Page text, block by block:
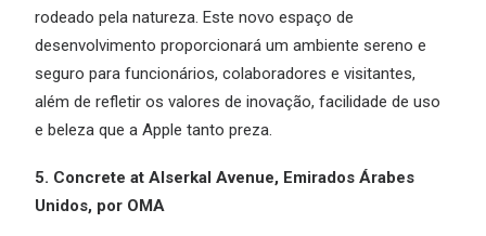
rodeado pela natureza. Este novo espaço de
desenvolvimento proporcionará um ambiente sereno e
seguro para funcionários, colaboradores e visitantes,
além de refletir os valores de inovação, facilidade de uso
e beleza que a Apple tanto preza.
5. Concrete at Alserkal Avenue, Emirados Árabes
Unidos, por OMA